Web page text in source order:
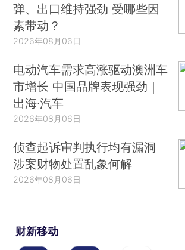
弹、出口维持强劲 受哪些因
素带动？
2026年08月06日
电动汽车需求高涨驱动澳洲车
市增长 中国品牌表现强劲｜
出海·汽车
2026年08月06日
侦查起诉审判执行均有漏洞
涉案财物处置乱象何解
2026年08月06日
财新移动